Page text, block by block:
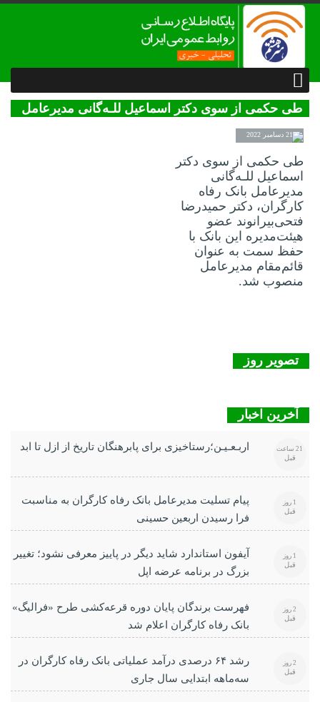
طی حکمی از سوی دکتر اسماعیل للـه‌گانی مدیرعامل
بانک رفاه کارگران، دکتر حمیدرضا فتحی‌بیرانوند عضو
هیئت‌مدیره این بانک با حفظ سمت به عنوان قائم‌مقام
مدیرعامل منصوب شد.
21 دسامبر 2022
طی حکمی از سوی دکتر
اسماعیل للـه‌گانی
مدیرعامل بانک رفاه
کارگران، دکتر حمیدرضا
فتحی‌بیرانوند عضو
هیئت‌مدیره این بانک با
حفظ سمت به عنوان
قائم‌مقام مدیرعامل
منصوب شد.
تصویر روز
آخرین اخبار
اربـعـیـن؛رستاخیزی برای پابرهنگان تاریخ از ازل تا ابد 21 ساعت
قبل
پیام تسلیت مدیرعامل بانک رفاه کارگران به مناسبت
فرا رسیدن اربعین حسینی
1 روز
قبل
آیفون استاندارد شاید دیگر در پاییز معرفی نشود؛ تغییر
بزرگ در برنامه عرضه اپل
1 روز
قبل
فهرست برندگان پایان دوره قرعه‌کشی طرح «فرالیگ»
بانک رفاه کارگران اعلام شد
2 روز
قبل
رشد ۶۴ درصدی درآمد عملیاتی بانک رفاه کارگران در
سه‌ماهه ابتدایی سال جاری
2 روز
قبل